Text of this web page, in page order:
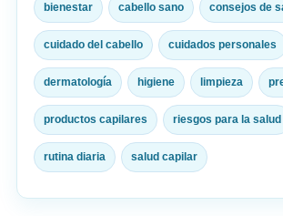
bienestar cabello sano consejos de
cuidado del cabello cuidados personales
dermatología higiene limpieza
productos capilares riesgos para la salud
rutina diaria salud capilar